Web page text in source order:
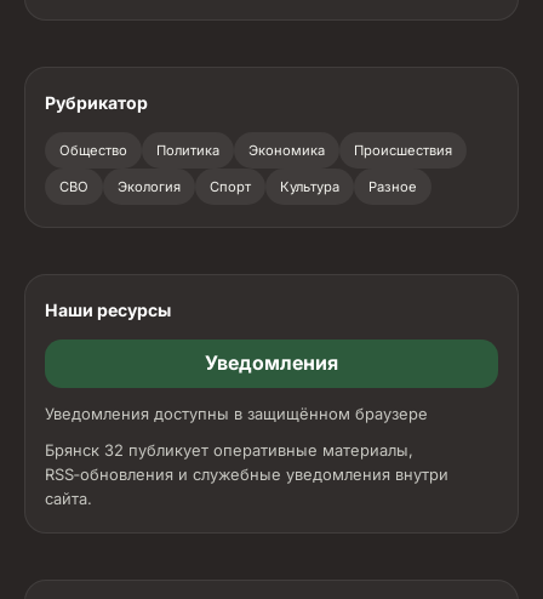
Рубрикатор
Общество Политика Экономика Происшествия
СВО Экология Спорт Культура Разное
Наши ресурсы
Уведомления
Уведомления доступны в защищённом браузере
Брянск 32 публикует оперативные материалы,
RSS‑обновления и служебные уведомления внутри
сайта.